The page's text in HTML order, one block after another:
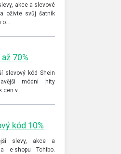
akce a slevové
oživte svůj šatník
o…
70%
slevový kód Shein
módní hity
cen v…
kód 10%
slevy, akce a
e-shopu Tchibo.